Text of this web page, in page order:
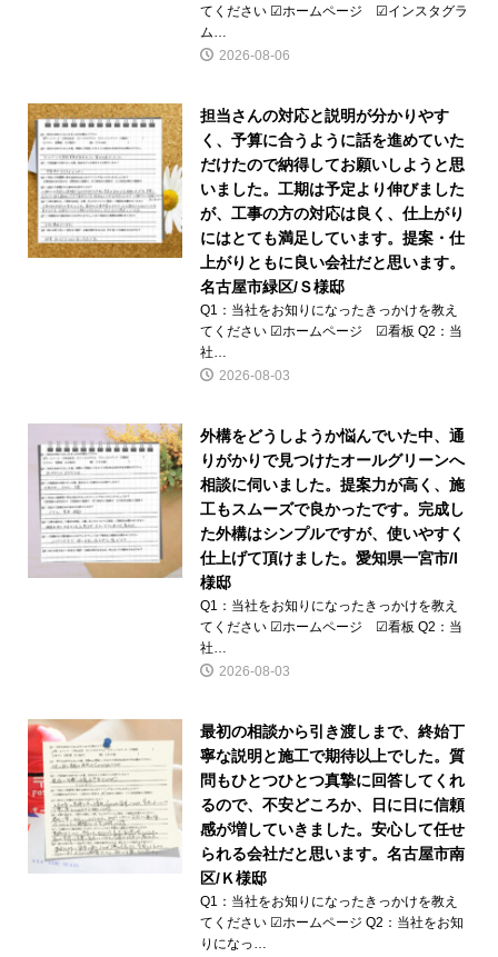
てください ☑ホームページ ☑インスタグラ
ム…
2026-08-06
担当さんの対応と説明が分かりやす
く、予算に合うように話を進めていた
だけたので納得してお願いしようと思
いました。工期は予定より伸びました
が、工事の方の対応は良く、仕上がり
にはとても満足しています。提案・仕
上がりともに良い会社だと思います。
名古屋市緑区/Ｓ様邸
Q1：当社をお知りになったきっかけを教え
てください ☑ホームページ ☑看板 Q2：当
社…
2026-08-03
外構をどうしようか悩んでいた中、通
りがかりで見つけたオールグリーンへ
相談に伺いました。提案力が高く、施
工もスムーズで良かったです。完成し
た外構はシンプルですが、使いやすく
仕上げて頂けました。愛知県一宮市/I
様邸
Q1：当社をお知りになったきっかけを教え
てください ☑ホームページ ☑看板 Q2：当
社…
2026-08-03
最初の相談から引き渡しまで、終始丁
寧な説明と施工で期待以上でした。質
問もひとつひとつ真摯に回答してくれ
るので、不安どころか、日に日に信頼
感が増していきました。安心して任せ
られる会社だと思います。名古屋市南
区/Ｋ様邸
Q1：当社をお知りになったきっかけを教え
てください ☑ホームページ Q2：当社をお知
りになっ…